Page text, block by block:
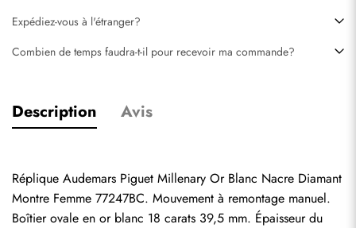
Expédiez-vous à l'étranger?
Combien de temps faudra-t-il pour recevoir ma commande?
Description Avis
Réplique Audemars Piguet Millenary Or Blanc Nacre Diamant
Montre Femme 77247BC. Mouvement à remontage manuel.
Boîtier ovale en or blanc 18 carats 39,5 mm. Épaisseur du